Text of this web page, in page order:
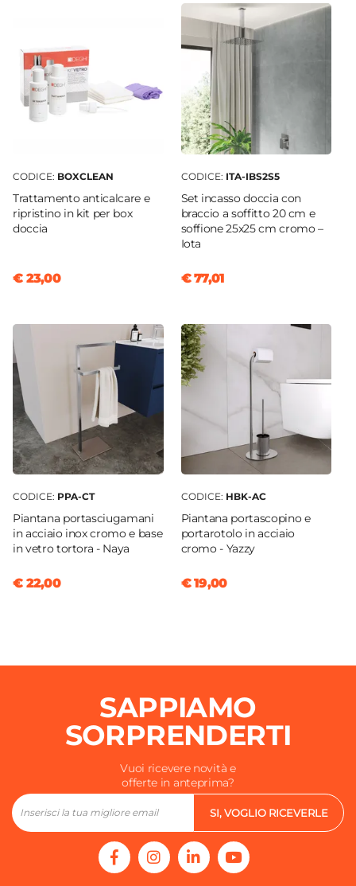
CODICE: BOXCLEAN
Trattamento anticalcare e
ripristino in kit per box
doccia
€ 23,00
CODICE: ITA-IBS2S5
Set incasso doccia con
braccio a soffitto 20 cm e
soffione 25x25 cm cromo –
Iota
€ 77,01
CODICE: PPA-CT
Piantana portasciugamani
in acciaio inox cromo e base
in vetro tortora - Naya
€ 22,00
CODICE: HBK-AC
Piantana portascopino e
portarotolo in acciaio
cromo - Yazzy
€ 19,00
SAPPIAMO
SORPRENDERTI
Vuoi ricevere novità e
offerte in anteprima?
SI, VOGLIO RICEVERLE